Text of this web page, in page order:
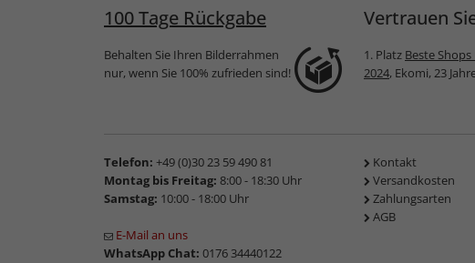
100 Tage Rückgabe
Behalten Sie Ihren Bilderrahmen
nur, wenn Sie 100% zufrieden sind!
Vertrauen
1. Platz Beste
2024, Ekomi, 23
Telefon: +49 (0)30 23 59 490 81
Montag bis Freitag: 8:00 - 18:30 Uhr
Samstag: 10:00 - 18:00 Uhr
E-Mail an uns
WhatsApp Chat: 0176 34440122
Kontakt
Versandkosten
Zahlungsarten
AGB